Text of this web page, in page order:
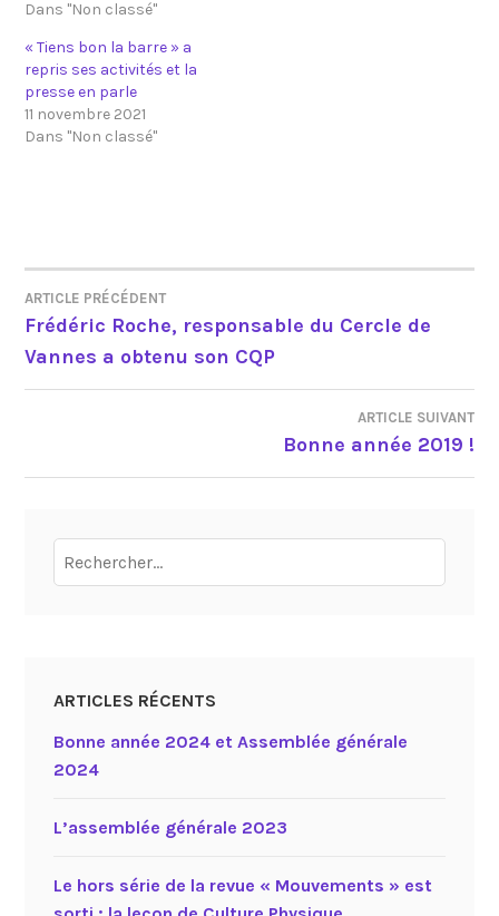
r
u
v
e
d
a
e
l
e
f
n
t
o
o
u
v
r
e
a
v
e
l
l
e
e
ê
Dans "Non classé"
« Tiens bon la barre » a
repris ses activités et la
presse en parle
11 novembre 2021
Dans "Non classé"
NAVIGATION
DE
ARTICLE PRÉCÉDENT
Frédéric Roche, responsable du Cercle de
Vannes a obtenu son CQP
ARTICLE SUIVANT
Bonne année 2019 !
Rechercher :
ARTICLES RÉCENTS
Bonne année 2024 et Assemblée générale
2024
L’assemblée générale 2023
Le hors série de la revue « Mouvements » est